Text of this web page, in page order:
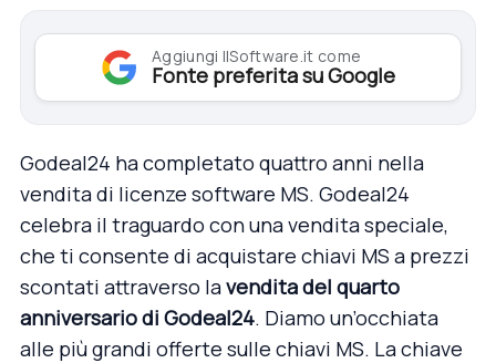
Aggiungi IlSoftware.it come
Fonte preferita su Google
Godeal24 ha completato quattro anni nella
vendita di licenze software MS. Godeal24
celebra il traguardo con una vendita speciale,
che ti consente di acquistare chiavi MS a prezzi
scontati attraverso lavendita del quarto
anniversario di Godeal24. Diamo un’occhiata
alle più grandi offerte sulle chiavi MS. La chiave